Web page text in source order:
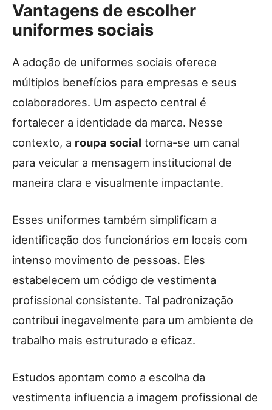
Vantagens de escolher
uniformes sociais
A adoção de uniformes sociais oferece
múltiplos benefícios para empresas e seus
colaboradores. Um aspecto central é
fortalecer a identidade da marca. Nesse
contexto, a roupa social torna-se um canal
para veicular a mensagem institucional de
maneira clara e visualmente impactante.
Esses uniformes também simplificam a
identificação dos funcionários em locais com
intenso movimento de pessoas. Eles
estabelecem um código de vestimenta
profissional consistente. Tal padronização
contribui inegavelmente para um ambiente de
trabalho mais estruturado e eficaz.
Estudos apontam como a escolha da
vestimenta influencia a imagem profissional de